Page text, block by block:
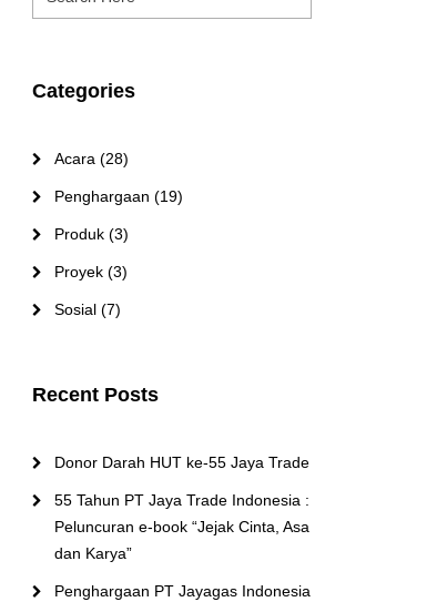
Categories
Acara (28)
Penghargaan (19)
Produk (3)
Proyek (3)
Sosial (7)
Recent Posts
Donor Darah HUT ke-55 Jaya Trade
55 Tahun PT Jaya Trade Indonesia :
Peluncuran e-book “Jejak Cinta, Asa
dan Karya”
Penghargaan PT Jayagas Indonesia